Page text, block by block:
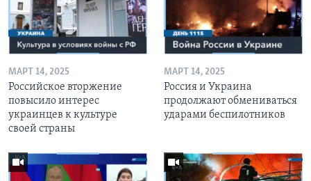
МАРТ 14, 2025
Российское вторжение
повысило интерес
украинцев к культуре
своей страны
МАРТ 14, 2025
Россия и Украина
продолжают обмениваться
ударами беспилотников